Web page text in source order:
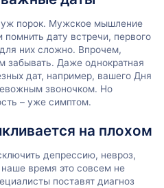
уж порок. Мужское мышление
помнить дату встречи, первого
них сложно. Впрочем,
забывать. Даже однократная
дат, например, вашего Дня
звоночком. Но
– уже симптом.
на плохом
депрессию, невроз,
время это совсем не
поставят диагноз